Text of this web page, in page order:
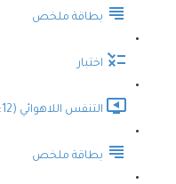
بطاقة ملخص
اختبار
التنفس اللاهوائي (5:12)
بطاقة ملخص